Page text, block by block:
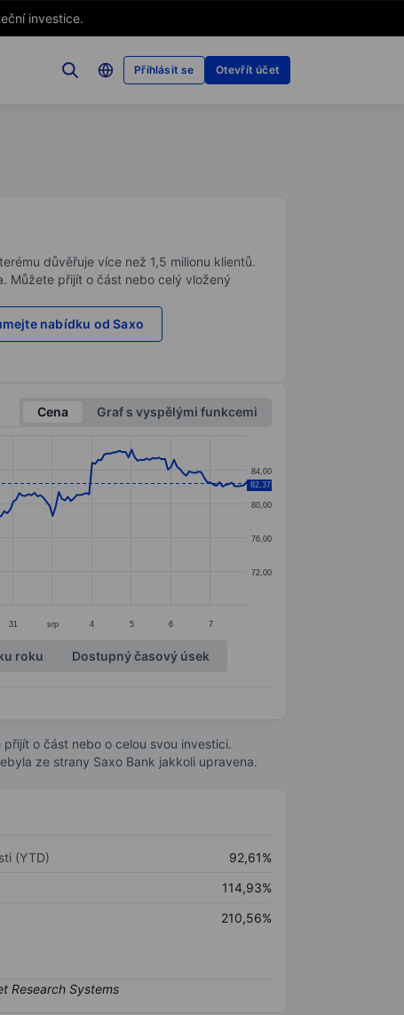
investice.
Přihlásit se Otevřít účet
důvěřuje více než 1,5 milionu klientů.
Můžete přijít o část nebo celý vložený
nabídku od Saxo
Cena
Graf s vyspělými funkcemi
31 srp 4 5 6 7
72,00
76,00
80,00
84,00
82,37
roku Dostupný časový úsek
o část nebo o celou svou investici.
ze strany Saxo Bank jakkoli upravena.
(YTD)
92,61%
114,93%
210,56%